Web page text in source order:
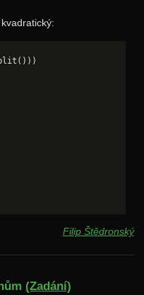
Filip Štědronský
(Zadání)